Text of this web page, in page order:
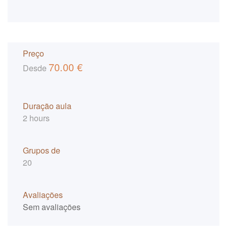
Preço
Desde 70.00 €
Duração aula
2 hours
Grupos de
20
Avaliações
Sem avaliações